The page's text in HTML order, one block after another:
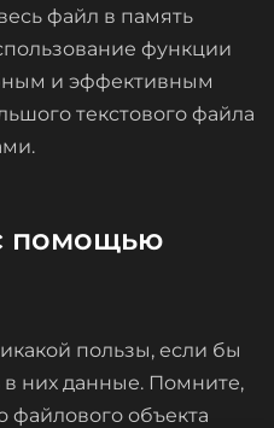
файл в память
функции
и эффективным
текстового файла
помощью
пользы, если бы
них данные. Помните,
файлового объекта